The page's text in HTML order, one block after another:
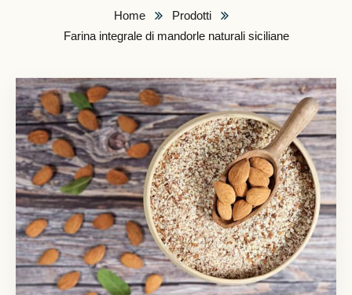
Home
Prodotti
Farina integrale di mandorle naturali siciliane